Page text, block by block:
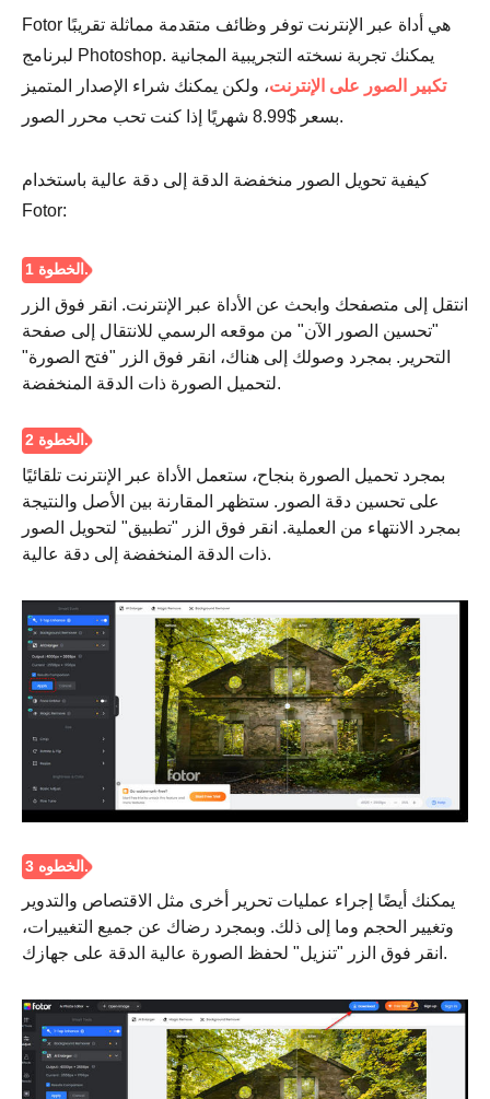
Fotor هي أداة عبر الإنترنت توفر وظائف متقدمة مماثلة تقريبًا
لبرنامج Photoshop. يمكنك تجربة نسخته التجريبية المجانية
تكبير الصور على الإنترنت، ولكن يمكنك شراء الإصدار المتميز
بسعر $8.99 شهريًا إذا كنت تحب محرر الصور.
كيفية تحويل الصور منخفضة الدقة إلى دقة عالية باستخدام
Fotor:
انتقل إلى متصفحك وابحث عن الأداة عبر الإنترنت. انقر فوق الزر
"تحسين الصور الآن" من موقعه الرسمي للانتقال إلى صفحة
التحرير. بمجرد وصولك إلى هناك، انقر فوق الزر "فتح الصورة"
لتحميل الصورة ذات الدقة المنخفضة.
بمجرد تحميل الصورة بنجاح، ستعمل الأداة عبر الإنترنت تلقائيًا
على تحسين دقة الصور. ستظهر المقارنة بين الأصل والنتيجة
بمجرد الانتهاء من العملية. انقر فوق الزر "تطبيق" لتحويل الصور
ذات الدقة المنخفضة إلى دقة عالية.
يمكنك أيضًا إجراء عمليات تحرير أخرى مثل الاقتصاص والتدوير
وتغيير الحجم وما إلى ذلك. وبمجرد رضاك عن جميع التغييرات،
انقر فوق الزر "تنزيل" لحفظ الصورة عالية الدقة على جهازك.